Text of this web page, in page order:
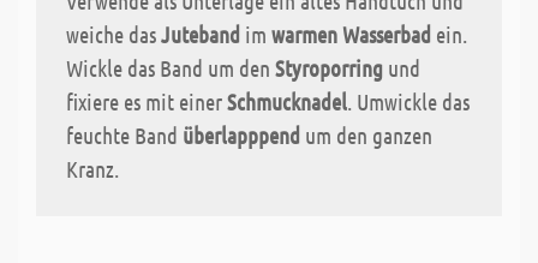
weiche dasJuteband im warmen Wasserbad ein.
Wickle das Band um den Styroporring und
fixiere es mit einerSchmucknadel. Umwickle das
feuchte Band überlapppend um den ganzen
Kranz.